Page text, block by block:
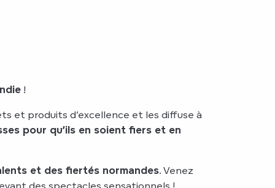
!
et produits d’excellence et les diffuse à
pour qu’ils en soient fiers et en
et des fiertés normandes. Venez
des spectacles sensationnels !